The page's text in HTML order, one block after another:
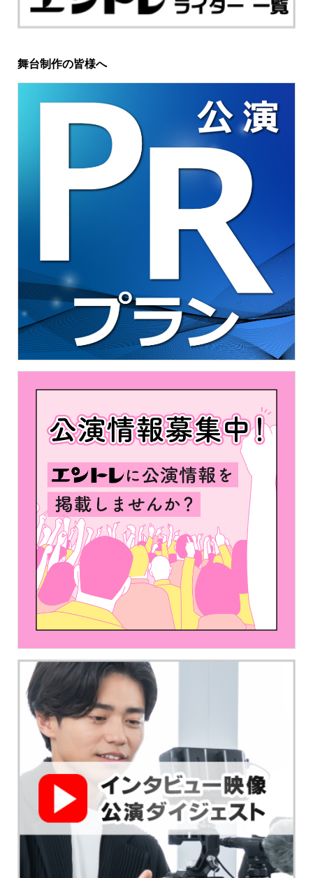
舞台制作の皆様へ